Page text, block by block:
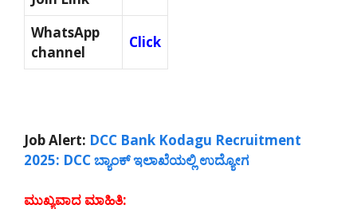
WhatsApp
channel
Click
Job Alert: DCC Bank Kodagu Recruitment
2025: DCC ಬ್ಯಾಂಕ್ ಇಲಾಖೆಯಲ್ಲಿ ಉದ್ಯೋಗ
ಮುಖ್ಯವಾದ ಮಾಹಿತಿ: